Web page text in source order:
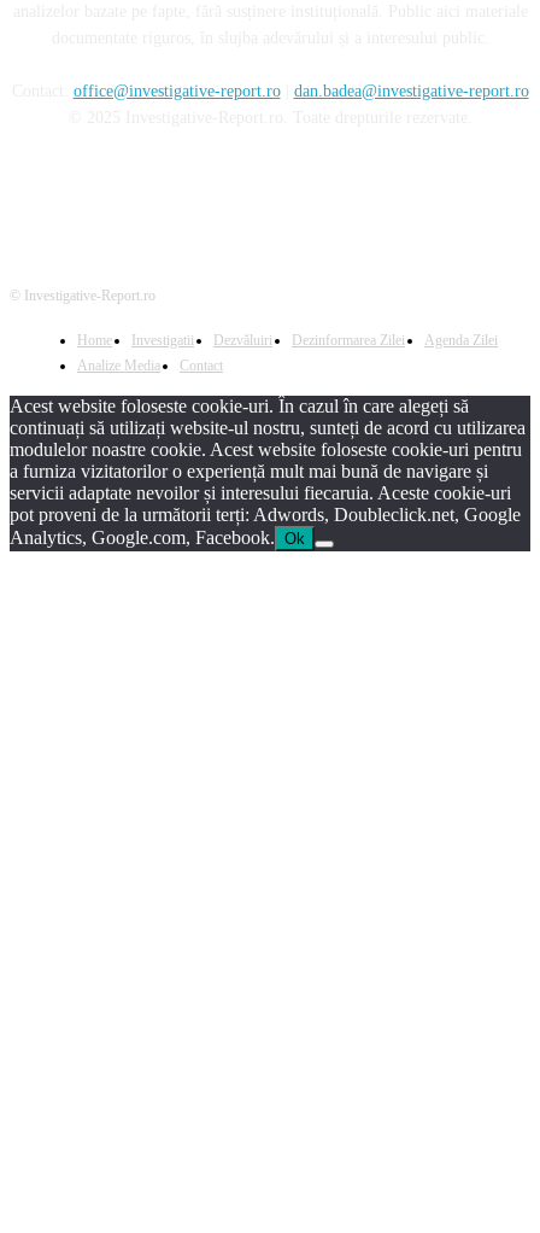
office@investigative-report.ro| dan.badea@investigative-report.ro
© Investigative-Report.ro
Home Investigatii Dezvăluiri Dezinformarea Zilei
Agenda Zilei
Analize Media
Contact
Acest website foloseste cookie-uri. În cazul în care alegeți să
continuați să utilizați website-ul nostru, sunteți de acord cu utilizarea
modulelor noastre cookie. Acest website foloseste cookie-uri pentru
a furniza vizitatorilor o experiență mult mai bună de navigare și
servicii adaptate nevoilor și interesului fiecaruia. Aceste cookie-uri
pot proveni de la următorii terți: Adwords, Doubleclick.net, Google
Analytics, Google.com, Facebook. Ok